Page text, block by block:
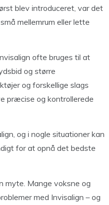
blev introduceret, var det
mellemrum eller lette
ofte bruges til at
og større
og forskellige slags
præcise og kontrollerede
og i nogle situationer kan
for at opnå det bedste
myte. Mange voksne og
med Invisalign – og